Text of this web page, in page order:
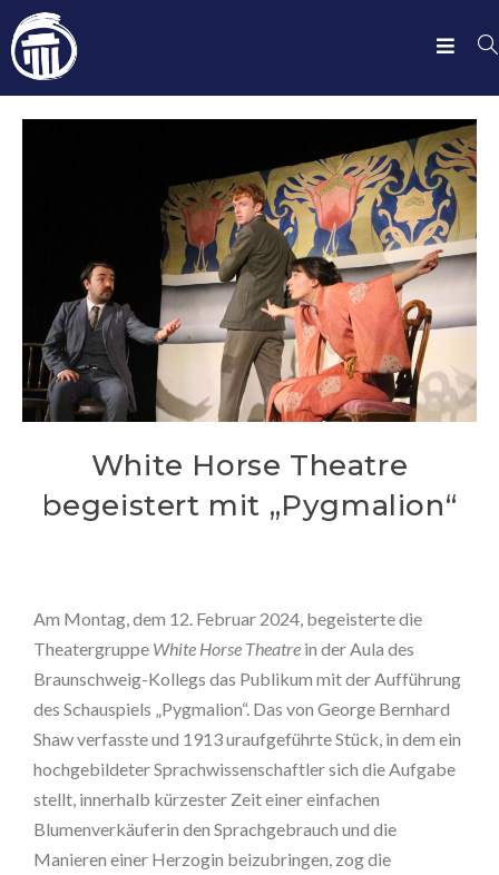
White Horse Theatre
begeistert mit „Pygmalion“
Am Montag, dem 12. Februar 2024, begeisterte die
Theatergruppe White Horse Theatre in der Aula des
Braunschweig-Kollegs das Publikum mit der Aufführung
des Schauspiels „Pygmalion“. Das von George Bernhard
Shaw verfasste und 1913 uraufgeführte Stück, in dem ein
hochgebildeter Sprachwissenschaftler sich die Aufgabe
stellt, innerhalb kürzester Zeit einer einfachen
Blumenverkäuferin den Sprachgebrauch und die
Manieren einer Herzogin beizubringen, zog die